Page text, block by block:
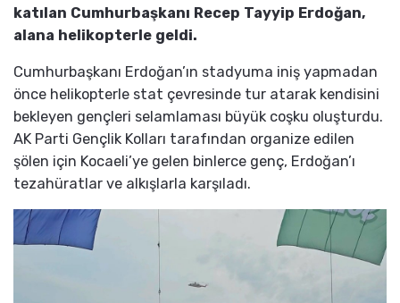
katılan Cumhurbaşkanı Recep Tayyip Erdoğan,
alana helikopterle geldi.
Cumhurbaşkanı Erdoğan’ın stadyuma iniş yapmadan
önce helikopterle stat çevresinde tur atarak kendisini
bekleyen gençleri selamlaması büyük coşku oluşturdu.
AK Parti Gençlik Kolları tarafından organize edilen
şölen için Kocaeli’ye gelen binlerce genç, Erdoğan’ı
tezahüratlar ve alkışlarla karşıladı.